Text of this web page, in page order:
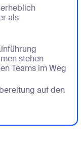
als
KI erheblich
stehen
Teams im Weg
Einführung
auf den
Vorbereitung auf